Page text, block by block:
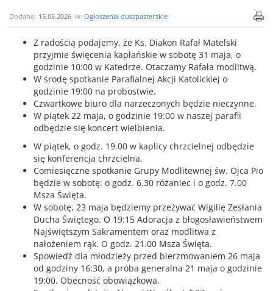
Dodano: 15.05.2026 w: Ogłoszenia duszpasterskie
Z radością podajemy, że Ks. Diakon Rafał Matelski
przyjmie święcenia kapłańskie w sobotę 31 maja, o
godzinie 10:00 w Katedrze. Otaczamy Rafała modlitwą.
W środę spotkanie Parafialnej Akcji Katolickiej o
godzinie 19:00 na probostwie.
Czwartkowe biuro dla narzeczonych będzie nieczynne.
W piątek 22 maja, o godzinie 19:00 w naszej parafii
odbędzie się koncert wielbienia.
W piątek, o godz. 19.00 w kaplicy chrzcielnej odbędzie
się konferencja chrzcielna.
Comiesięczne spotkanie Grupy Modlitewnej św. Ojca Pio
będzie w sobotę: o godz. 6.30 różaniec i o godz. 7.00
Msza Święta.
W sobotę, 23 maja będziemy przeżywać Wigilię Zesłania
Ducha Świętego. O 19:15 Adoracja z błogosławieństwem
Najświętszym Sakramentem oraz modlitwa z
nałożeniem rąk. O godz. 21.00 Msza Święta.
Spowiedź dla młodzieży przed bierzmowaniem 26 maja
od godziny 16:30, a próba generalna 21 maja o godzinie
19:00. Obecność obowiązkowa.